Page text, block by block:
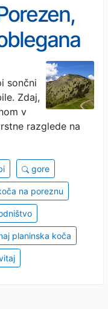
sončni
Zdaj,
v
razglede na
gore
na poreznu
planinska koča